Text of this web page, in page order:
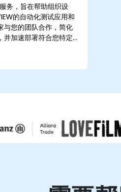
代码质量，并通过专
教学，扩展您的工程能
务，旨在帮助组织设
的自动化测试应用和
与您的团队合作，简化
并加速部署符合您特定
远程服务通过安全的
使我们的顾问能够指导
您的本地咨询合作伙伴